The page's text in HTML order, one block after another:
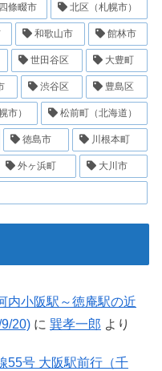
四條畷市 北区（札幌市）
和歌山市 館林市
世田谷区 大豊町
渋谷区 豊島区
市） 松前町（北海道）
徳島市 川根本町
外ヶ浜町 大川市
内小阪駅～徳庵駅の近
20) に 巽孝一郎 より
55号 大阪駅前行（千